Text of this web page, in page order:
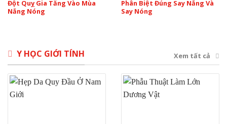
Đột Quỵ Gia Tăng Vào Mùa
Nắng Nóng
Phân Biệt Đúng Say Nắng Và
Say Nóng
Y HỌC GIỚI TÍNH Xem tất cả